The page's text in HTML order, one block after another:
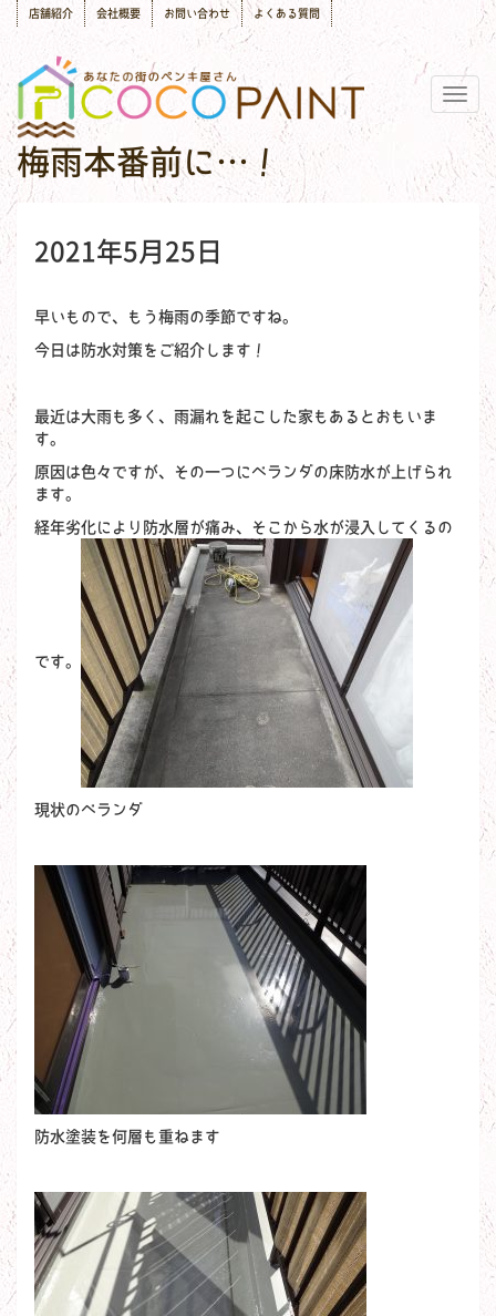
店舗紹介 会社概要 お問い合わせ よくある質問
梅雨本番前に…！
2021年5月25日
早いもので、もう梅雨の季節ですね。
今日は防水対策をご紹介します！
最近は大雨も多く、雨漏れを起こした家もあるとおもいま
す。
原因は色々ですが、その一つにベランダの床防水が上げられ
ます。
経年劣化により防水層が痛み、そこから水が浸入してくるの
です。
現状のベランダ
防水塗装を何層も重ねます